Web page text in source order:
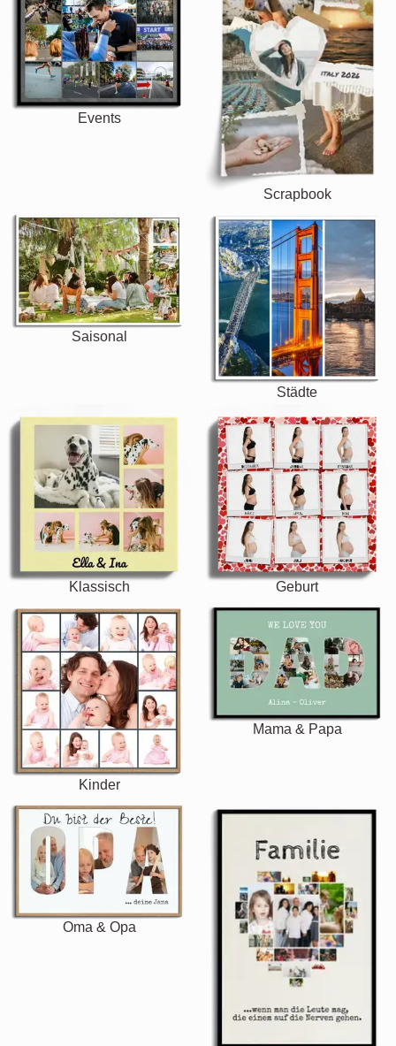
Events
Scrapbook
Saisonal
Städte
Klassisch Geburt
Kinder
Mama & Papa
Oma & Opa